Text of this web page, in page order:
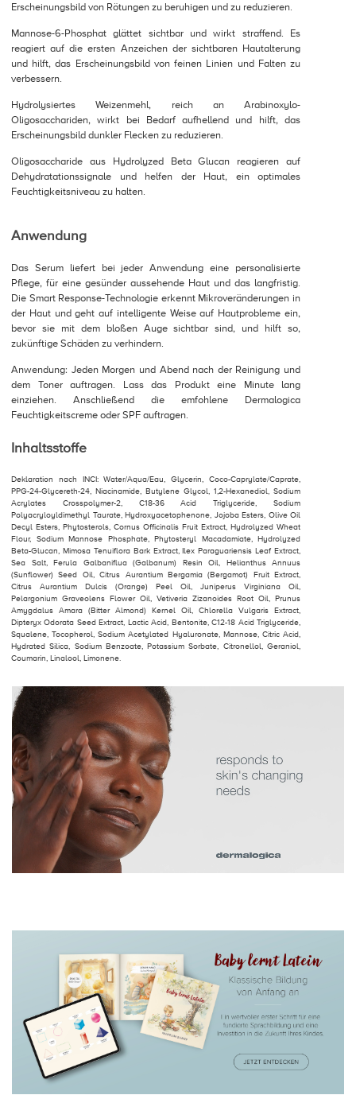
Erscheinungsbild von Rötungen zu beruhigen und zu reduzieren.
Mannose-6-Phosphat glättet sichtbar und wirkt straffend. Es
reagiert auf die ersten Anzeichen der sichtbaren Hautalterung
und hilft, das Erscheinungsbild von feinen Linien und Falten zu
verbessern.
Hydrolysiertes Weizenmehl, reich an Arabinoxylo-
Oligosacchariden, wirkt bei Bedarf aufhellend und hilft, das
Erscheinungsbild dunkler Flecken zu reduzieren.
Oligosaccharide aus Hydrolyzed Beta Glucan reagieren auf
Dehydratationssignale und helfen der Haut, ein optimales
Feuchtigkeitsniveau zu halten.
Anwendung
Das Serum liefert bei jeder Anwendung eine personalisierte
Pflege, für eine gesünder aussehende Haut und das langfristig.
Die Smart Response-Technologie erkennt Mikroveränderungen in
der Haut und geht auf intelligente Weise auf Hautprobleme ein,
bevor sie mit dem bloßen Auge sichtbar sind, und hilft so,
zukünftige Schäden zu verhindern.
Anwendung: Jeden Morgen und Abend nach der Reinigung und
dem Toner auftragen. Lass das Produkt eine Minute lang
einziehen. Anschließend die emfohlene Dermalogica
Feuchtigkeitscreme oder SPF auftragen.
Inhaltsstoffe
Deklaration nach INCI: Water/Aqua/Eau, Glycerin, Coco-Caprylate/Caprate,
PPG-24-Glycereth-24, Niacinamide, Butylene Glycol, 1,2-Hexanediol, Sodium
Acrylates Crosspolymer-2, C18-36 Acid Triglyceride, Sodium
Polyacryloyldimethyl Taurate, Hydroxyacetophenone, Jojoba Esters, Olive Oil
Decyl Esters, Phytosterols, Cornus Ofﬁcinalis Fruit Extract, Hydrolyzed Wheat
Flour, Sodium Mannose Phosphate, Phytosteryl Macadamiate, Hydrolyzed
Beta-Glucan, Mimosa Tenuiﬂora Bark Extract, Ilex Paraguariensis Leaf Extract,
Sea Salt, Ferula Galbaniﬂua (Galbanum) Resin Oil, Helianthus Annuus
(Sunﬂower) Seed Oil, Citrus Aurantium Bergamia (Bergamot) Fruit Extract,
Citrus Aurantium Dulcis (Orange) Peel Oil, Juniperus Virginiana Oil,
Pelargonium Graveolens Flower Oil, Vetiveria Zizanoides Root Oil, Prunus
Amygdalus Amara (Bitter Almond) Kernel Oil, Chlorella Vulgaris Extract,
Dipteryx Odorata Seed Extract, Lactic Acid, Bentonite, C12-18 Acid Triglyceride,
Squalene, Tocopherol, Sodium Acetylated Hyaluronate, Mannose, Citric Acid,
Hydrated Silica, Sodium Benzoate, Potassium Sorbate, Citronellol, Geraniol,
Coumarin, Linalool, Limonene.